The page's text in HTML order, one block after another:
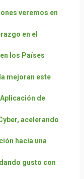
veremos en
en el
los Países
mejoran este
de
acelerando
hacia una
gusto con